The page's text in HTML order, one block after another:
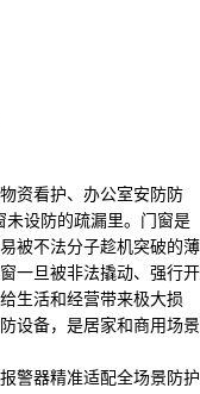
资看护、办公室安防防
未设防的疏漏里。门窗是
被不法分子趁机突破的薄
一旦被非法撬动、强行开
生活和经营带来极大损
设备，是居家和商用场景
警器精准适配全场景防护